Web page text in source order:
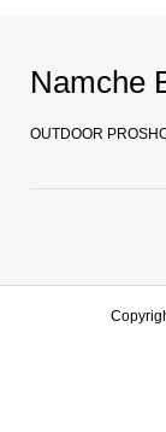
Namche
OUTDOOR